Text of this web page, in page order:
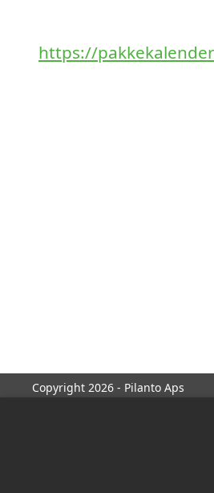
https://
Copyright 2026 - Pilanto Aps